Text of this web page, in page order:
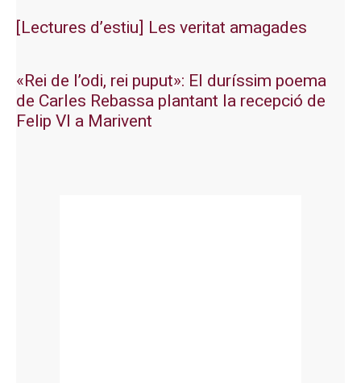
[Lectures d’estiu] Les veritat amagades
«Rei de l’odi, rei puput»: El duríssim poema
de Carles Rebassa plantant la recepció de
Felip VI a Marivent